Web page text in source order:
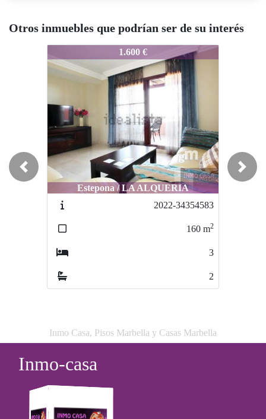
Otros inmuebles que podrían ser de su interés
1.600 €
Estepona / LA ALQUERIA
2022-34354583
160m2
8411-0088 1.590 €
Estepona / ATALAYA
2785-23987598233
Previous Next
Inmo Casa, Pisos Marbella y Casas Marbella
Inmo-casa